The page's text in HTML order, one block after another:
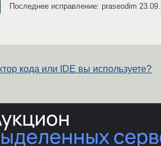
Последнее исправление: praseodim
кода или IDE вы используете?